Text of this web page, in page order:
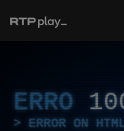
ERRO
ERROR ON